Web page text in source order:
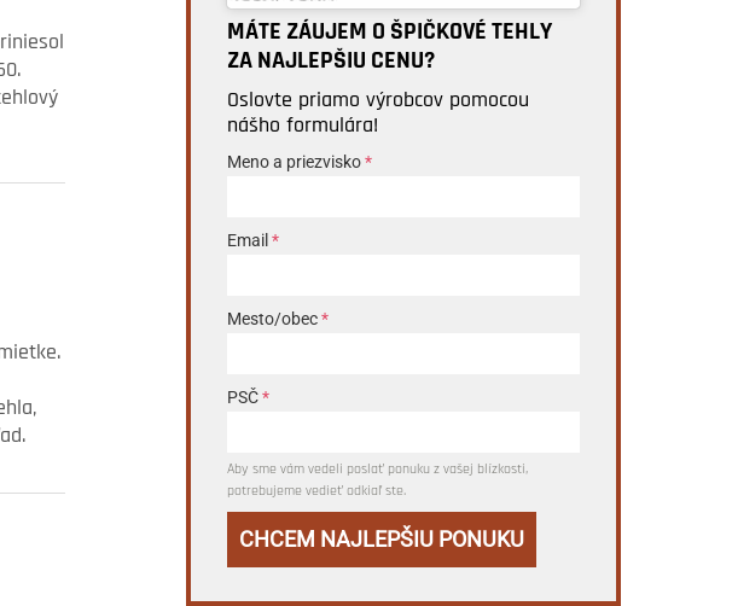
MÁTE ZÁUJEM O ŠPIČKOVÉ TEHLY
ZA NAJLEPŠIU CENU?
Oslovte priamo výrobcov pomocou
nášho formulára!
Meno a priezvisko*
Email *
Mesto/obec*
PSČ*
Aby sme vám vedeli poslať ponuku z vašej blízkosti,
potrebujeme vedieť odkiaľ ste.
CHCEM NAJLEPŠIU PONUKU